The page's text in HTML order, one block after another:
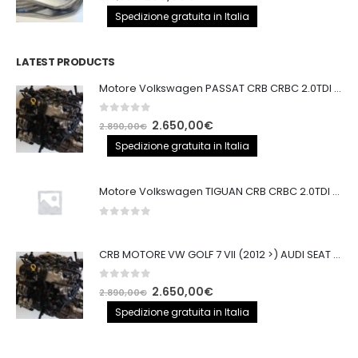
prezzo
originale
prezzo
attuale
Spedizione gratuita in Italia
LATEST PRODUCTS
Motore Volkswagen PASSAT CRB CRBC 2.0TDI 150CV
out of 5
2.890,00€ Il
prezzo
originale
2.890,00€.
2.650,00€Il
prezzo
attuale
2.650,00€.
Spedizione gratuita in Italia
Motore Volkswagen TIGUAN CRB CRBC 2.0TDI 150CV EURO6
CRB MOTORE VW GOLF 7 VII (2012 >) AUDI SEAT 2.0TDI 150CV CRB IMPIANTO BOSCH
out of 5
2.890,00€ Il
prezzo
2.650,00€Il
prezzo
Spedizione gratuita in Italia